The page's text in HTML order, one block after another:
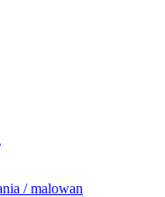
/ malowan